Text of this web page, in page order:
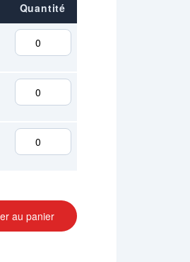
Quantité
au panier